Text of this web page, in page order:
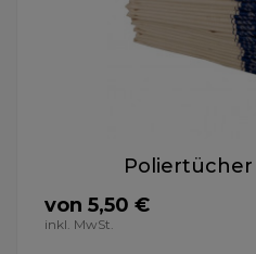
Poliertücher
von 5,50 €
inkl. MwSt.